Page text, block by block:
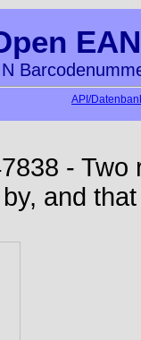
API/
-
and